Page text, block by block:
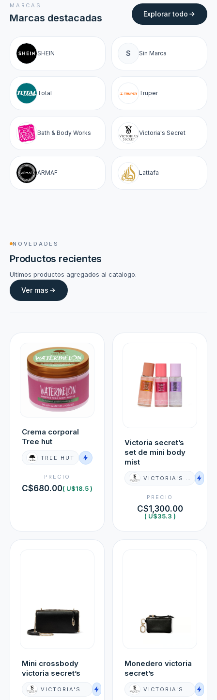
MARCAS
Marcas destacadas Explorar todo
SHEIN S Sin Marca
Total Truper
Bath & Body Works Victoria's Secret
ARMAF Lattafa
NOVEDADES
Productos recientes
Ultimos productos agregados al catalogo.
Ver mas
Crema corporal
Tree hut
TREE HUT
PRECIO
C$680.00( U$18.5 )
Victoria secret’s
set de mini body
mist
VICTORIA'S SECRET
PRECIO
C$1,300.00
( U$35.3 )
Mini crossbody
victoria secret’s
Monedero victoria
secret’s